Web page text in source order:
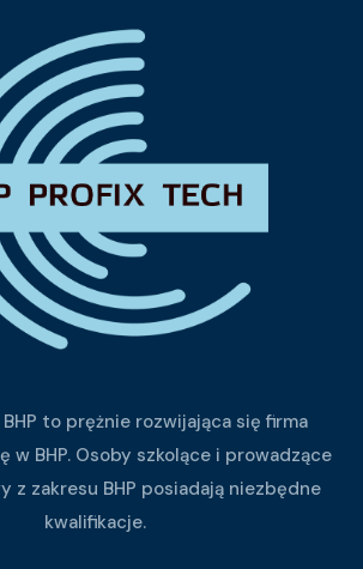
BHP to prężnie rozwijająca się firma
w BHP. Osoby szkolące i prowadzące
z zakresu BHP posiadają niezbędne
kwalifikacje.